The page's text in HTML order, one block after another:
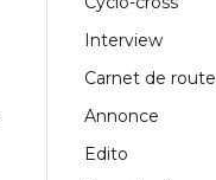
Interview
Carnet de route
Annonce
Edito